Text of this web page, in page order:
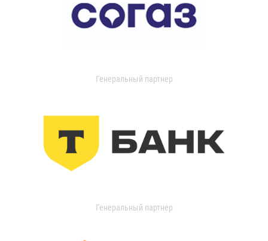
Генеральный партнер
Генеральный партнер